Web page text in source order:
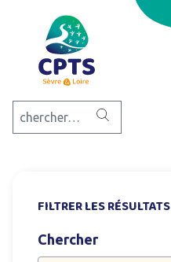
FILTRER LES RÉSULTATS
Chercher